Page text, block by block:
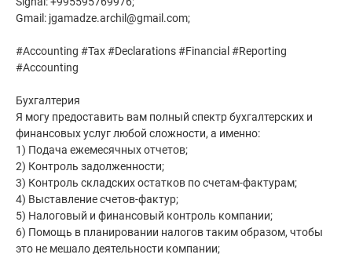
Gmail: jgamadze.archil@gmail.com;
#Accounting #Tax #Declarations #Financial #Reporting
#Accounting
Бухгалтерия
Я могу предоставить вам полный спектр бухгалтерских и
финансовых услуг любой сложности, а именно:
1) Подача ежемесячных отчетов;
2) Контроль задолженности;
3) Контроль складских остатков по счетам-фактурам;
4) Выставление счетов-фактур;
5) Налоговый и финансовый контроль компании;
6) Помощь в планировании налогов таким образом, чтобы
это не мешало деятельности компании;